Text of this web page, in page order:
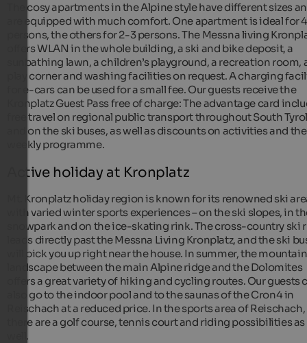
The cosy apartments in the Alpine style have different sizes
are equipped with much comfort. One apartment is ideal for
persons, the others for 2-3 persons. The Messna living
offers WLAN in the whole building, a ski and bike deposit, a
sunbathing lawn, a children’s playground, a recreation room,
play corner and washing facilities on request. A charging
for e-cars can be used for a small fee. Our guests receive the
Kronplatz Guest Pass free of charge: The advantage card
free travel on regional public transport throughout South Tyrol
and on the ski buses, as well as discounts on activities and the
weekly programme.
Active holiday at Kronplatz
Mt. Kronplatz holiday region is known for its renowned ski
with varied winter sports experiences – on the ski slopes, in
snowpark and on the ice-skating rink. The cross-country ski
leads directly past the Messna Living Kronplatz, and the ski
will pick you up right near the house. In summer, the mountain
landscape between the main Alpine ridge and the Dolomites
offers a great variety of hiking and cycling routes. Our guests
also go to the indoor pool and to the saunas of the Cron4 in
Reischach at a reduced price. In the sports area of Reischach,
there are a golf course, tennis court and riding possibilities as
well.